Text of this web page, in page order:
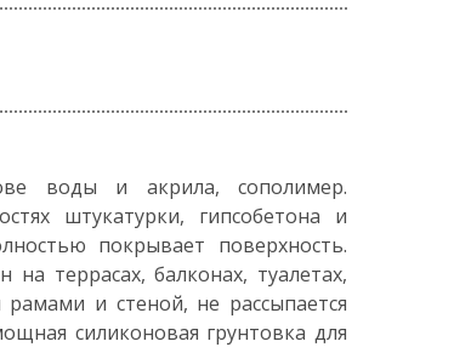
воды и акрила, сополимер.
штукатурки, гипсобетона и
покрывает поверхность.
террасах, балконах, туалетах,
и стеной, не рассыпается
силиконовая грунтовка для